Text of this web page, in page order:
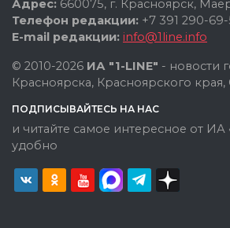
Адрес: 660075, г. Красноярск,
Телефон редакции: +7 391 290-
E-mail редакции: info@1line.info
© 2010-2026 ИА "1-LINE" - новости
Красноярска, Красноярского
ПОДПИСЫВАЙТЕСЬ НА НАС
и читайте самое интересное от ИА
удобно